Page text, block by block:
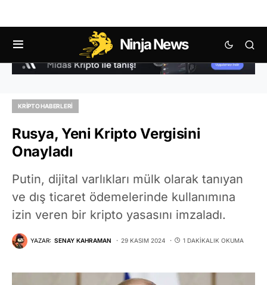
Ninja News
KRIPTO HABERLERI
Rusya, Yeni Kripto Vergisini
Onayladı
Putin, dijital varlıkları mülk olarak tanıyan
ve dış ticaret ödemelerinde kullanımına
izin veren bir kripto yasasını imzaladı.
YAZAR: SENAY KAHRAMAN 29 KASIM 2024 1 DAKIKALIK OKUMA